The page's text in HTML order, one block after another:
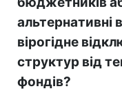
альтернативні
вірогідне
структур від
фондів?